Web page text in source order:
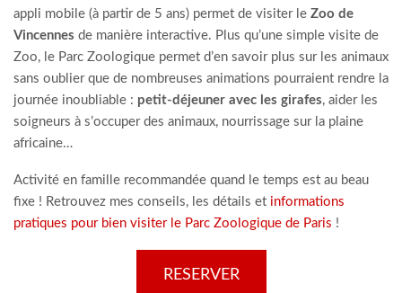
appli mobile (à partir de 5 ans) permet de visiter le Zoo de
Vincennes de manière interactive. Plus qu’une simple visite de
Zoo, le Parc Zoologique permet d’en savoir plus sur les animaux
sans oublier que de nombreuses animations pourraient rendre la
journée inoubliable : petit-déjeuner avec les girafes, aider les
soigneurs à s’occuper des animaux, nourrissage sur la plaine
africaine…
Activité en famille recommandée quand le temps est au beau
fixe ! Retrouvez mes conseils, les détails et informations
pratiques pour bien visiter le Parc Zoologique de Paris !
RESERVER